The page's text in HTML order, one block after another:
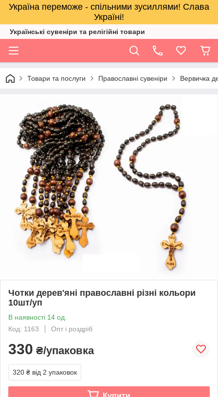
Україна переможе - спільними зусиллями! Слава
Україні!
Українські сувеніри та релігійнi товари
Товари та послуги Православні сувеніри Вервичка
Чотки дерев'яні православні різні кольори
10шт/уп
В наявності 14 од.
Код: 1163
Опт і роздріб
330 ₴/упаковка
320 ₴ від 2 упаковок